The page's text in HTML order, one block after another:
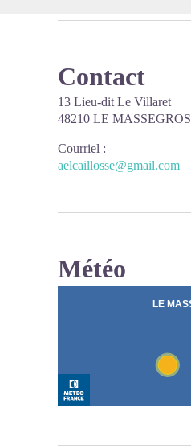
Contact
13 Lieu-dit Le Villaret
48210 LE MASSEGROS
Courriel :
aelcaillosse@gmail.com
Météo